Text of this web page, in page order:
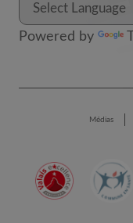
Powered by
Médias